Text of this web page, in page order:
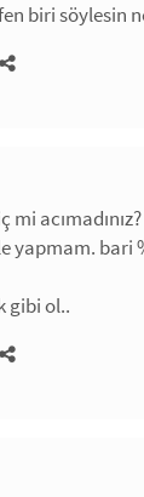
biri söylesin
mi acımadınız?
yapmam. bari
gibi ol..